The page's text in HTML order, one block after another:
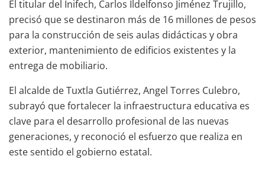
El titular del Inifech, Carlos Ildelfonso Jiménez Trujillo,
precisó que se destinaron más de 16 millones de pesos
para la construcción de seis aulas didácticas y obra
exterior, mantenimiento de edificios existentes y la
entrega de mobiliario.
El alcalde de Tuxtla Gutiérrez, Angel Torres Culebro,
subrayó que fortalecer la infraestructura educativa es
clave para el desarrollo profesional de las nuevas
generaciones, y reconoció el esfuerzo que realiza en
este sentido el gobierno estatal.